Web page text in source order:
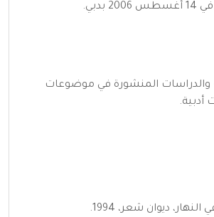
والدراسات المنشورة في موضوعات
ديوان شعر، 1994.